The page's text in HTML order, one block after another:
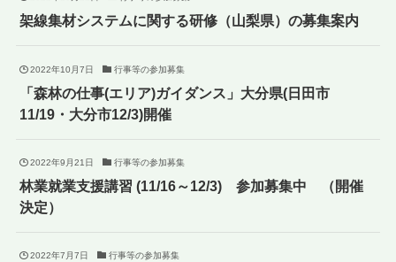
架線集材システムに関する研修（山梨県）の募集案内
2022年10月7日 行事等の参加募集
「森林の仕事(エリア)ガイダンス」大分県(日田市
11/19・大分市12/3)開催
2022年9月21日 行事等の参加募集
林業就業支援講習 (11/16～12/3) 参加募集中 （開催
決定）
2022年7月7日 行事等の参加募集